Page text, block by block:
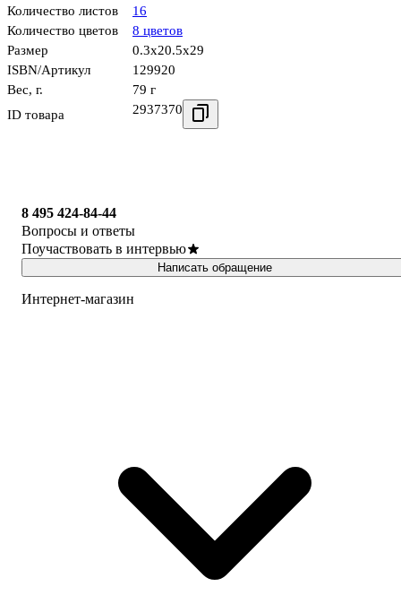
Количество листов
16
Количество цветов
8 цветов
Размер
0.3x20.5x29
ISBN/Артикул
129920
Вес, г.
79 г
ID товара
2937370
8 495 424-84-44
Вопросы и ответы
Поучаствовать в интервью
Написать обращение
Интернет-магазин